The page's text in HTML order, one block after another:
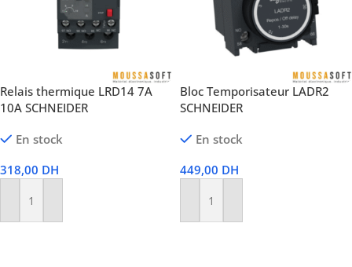
Relais thermique LRD14 7A
10A SCHNEIDER
En stock
318,00 DH
Ajouter Au Panier
Bloc Temporisateur LADR2
SCHNEIDER
En stock
449,00 DH
Ajouter Au Panier